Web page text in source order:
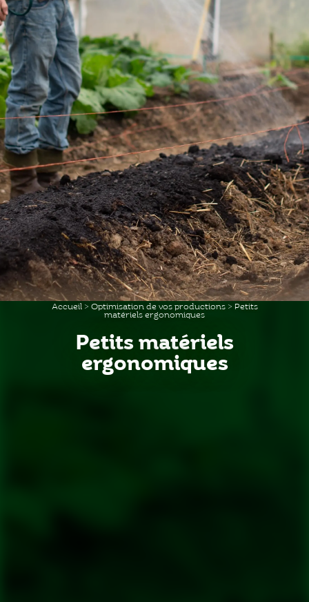
Accueil> Optimisation de vos productions> Petits
matériels ergonomiques
Petits matériels
ergonomiques